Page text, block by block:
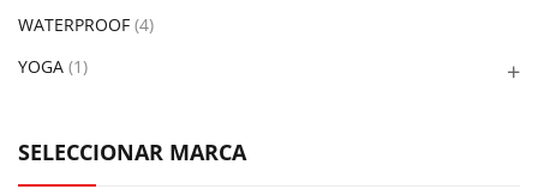
WATERPROOF (4)
YOGA (1)
SELECCIONAR MARCA